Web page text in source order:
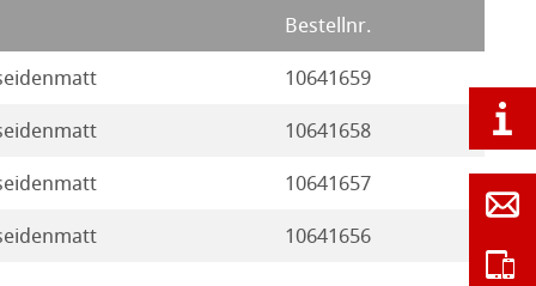
Bestellnr.
10641659
10641658
10641657
10641656